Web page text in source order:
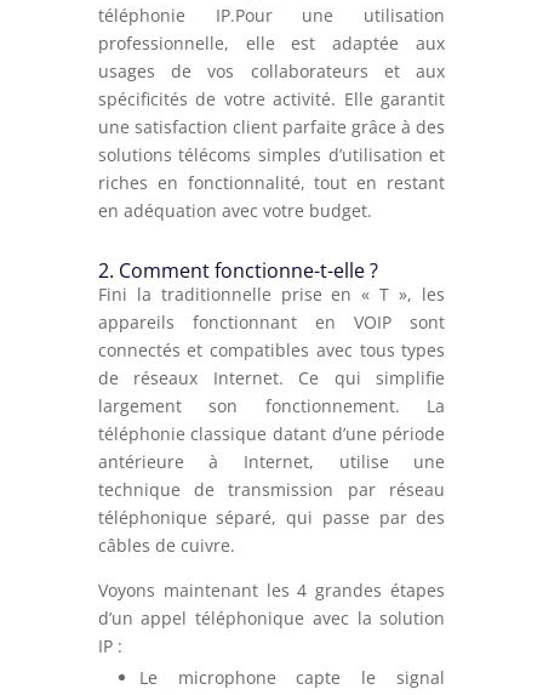
téléphonie IP.Pour une utilisation
professionnelle, elle est adaptée aux
usages de vos collaborateurs et aux
spécificités de votre activité. Elle garantit
une satisfaction client parfaite grâce à des
solutions télécoms simples d’utilisation et
riches en fonctionnalité, tout en restant
en adéquation avec votre budget.
2. Comment fonctionne-t-elle ?
Fini la traditionnelle prise en « T », les
appareils fonctionnant en VOIP sont
connectés et compatibles avec tous types
de réseaux Internet. Ce qui simplifie
largement son fonctionnement. La
téléphonie classique datant d’une période
antérieure à Internet, utilise une
technique de transmission par réseau
téléphonique séparé, qui passe par des
câbles de cuivre.
Voyons maintenant les 4 grandes étapes
d’un appel téléphonique avec la solution
IP :
Le microphone capte le signal